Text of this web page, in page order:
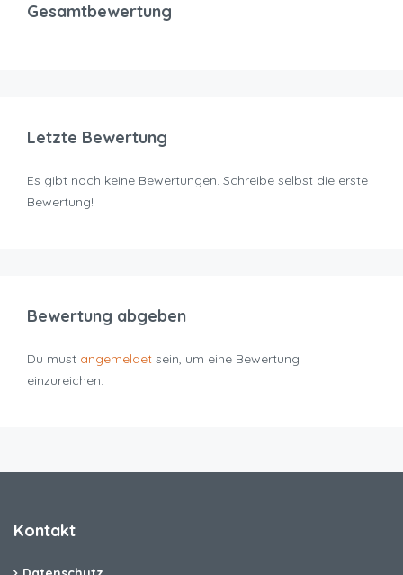
Gesamtbewertung
Letzte Bewertung
Es gibt noch keine Bewertungen. Schreibe selbst die erste
Bewertung!
Bewertung abgeben
Du must angemeldet sein, um eine Bewertung
einzureichen.
Kontakt